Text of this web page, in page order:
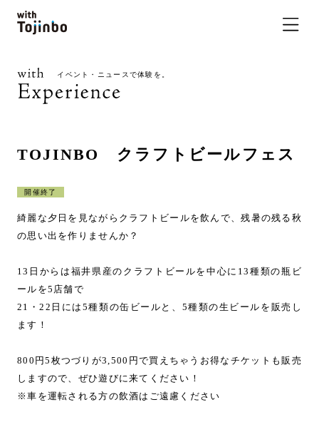
イベント・ニュースで体験を。
TOJINBO クラフトビールフェス
開催終了
綺麗な夕日を見ながらクラフトビールを飲んで、残暑の残る秋
の思い出を作りませんか？
13日からは福井県産のクラフトビールを中心に13種類の瓶ビ
ールを5店舗で
21・22日には5種類の缶ビールと、5種類の生ビールを販売し
ます！
800円5枚つづりが3,500円で買えちゃうお得なチケットも販売
しますので、ぜひ遊びに来てください！
※車を運転される方の飲酒はご遠慮ください